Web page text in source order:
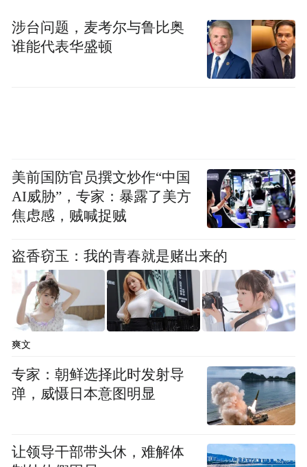
兴系产品的惯例。包括中兴Axon系列手机、
努比亚Z系列手机等产品，照样是半年后价格
暴跌，一两年后价格腰斩。当然，以上结论
涉台问题，麦考尔与鲁比奥
谁能代表华盛顿
美前国防官员撰文炒作“中国
AI威胁”，专家：暴露了美方
焦虑感，贼喊捉贼
盗香窃玉：我的青春就是赌出来的
爽文
专家：朝鲜选择此时发射导
弹，威慑日本意图明显
让领导干部带头休，难解体